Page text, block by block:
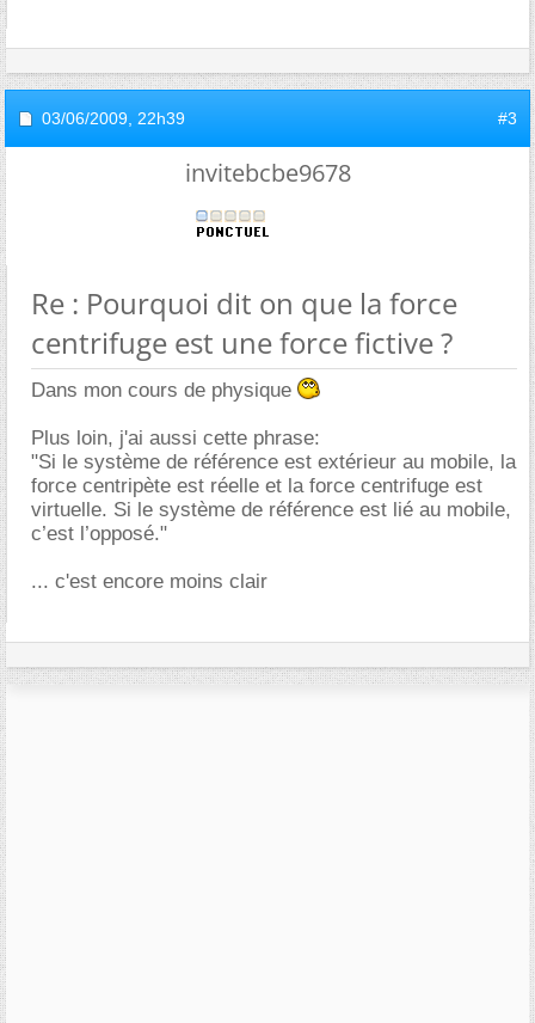
03/06/2009, 22h39 #3
invitebcbe9678
Re : Pourquoi dit on que la force
centrifuge est une force fictive ?
Dans mon cours de physique
Plus loin, j'ai aussi cette phrase:
"Si le système de référence est extérieur au mobile, la
force centripète est réelle et la force centrifuge est
virtuelle. Si le système de référence est lié au mobile,
c’est l’opposé."
... c'est encore moins clair